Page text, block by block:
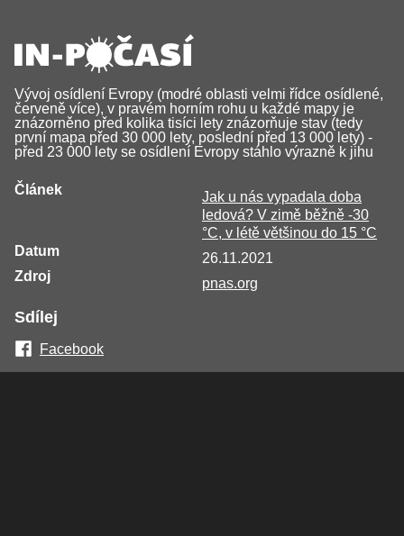
Vývoj osídlení Evropy (modré oblasti velmi řídce osídlené,
červeně více), v pravém horním rohu u každé mapy je
znázorněno před kolika tisíci lety znázorňuje stav (tedy
první mapa před 30 000 lety, poslední před 13 000 lety) -
před 23 000 lety se osídlení Evropy stáhlo výrazně k jihu
Článek
Jak u nás vypadala doba
ledová? V zimě běžně -30
°C, v létě většinou do 15 °C
Datum
26.11.2021
Zdroj
pnas.org
Sdílej
Facebook